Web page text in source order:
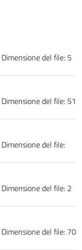
Dimensione del file: 5
Dimensione del file: 51
Dimensione del file:
Dimensione del file: 2
Dimensione del file: 70